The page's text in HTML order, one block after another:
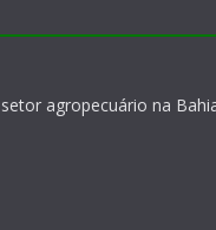
agropecuário na